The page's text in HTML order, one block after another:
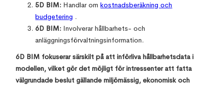
5D BIM: Handlar omkostnadsberäkning och
budgetering .
6D BIM: Involverar hållbarhets- och
anläggningsförvaltningsinformation.
6D BIM fokuserar särskilt på att införliva hållbarhetsdata i
modellen, vilket gör det möjligt för intressenter att fatta
välgrundade beslut gällande miljömässig, ekonomisk och